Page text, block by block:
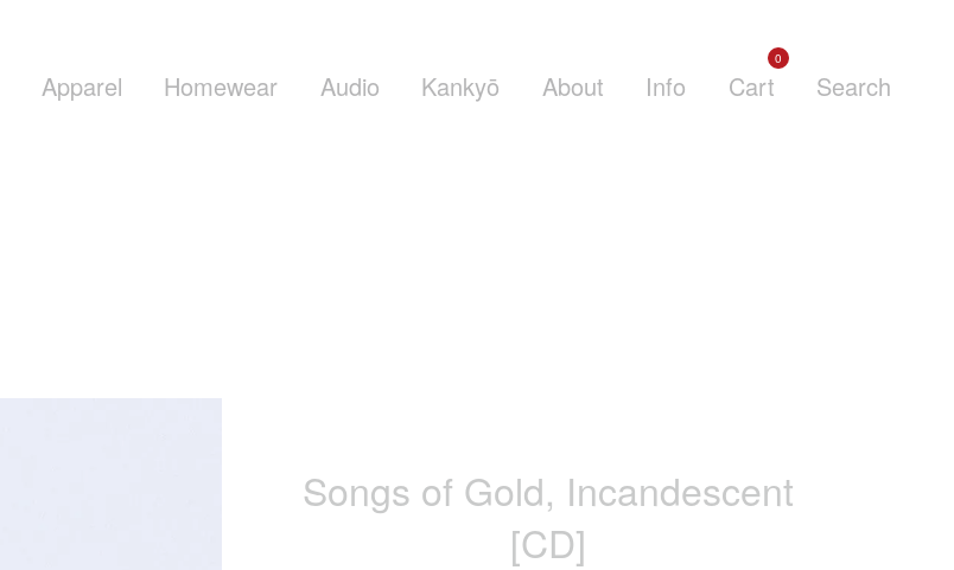
Apparel Homewear Audio Kankyō About Info Cart
0
Search
Songs of Gold, Incandescent
[CD]